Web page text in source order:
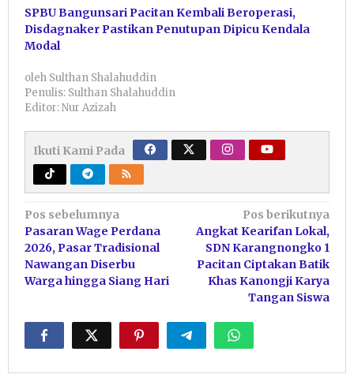
SPBU Bangunsari Pacitan Kembali Beroperasi,
Disdagnaker Pastikan Penutupan Dipicu Kendala
Modal
oleh Sulthan Shalahuddin
Penulis: Sulthan Shalahuddin
Editor: Nur Azizah
Ikuti Kami Pada
Navigasi
pos
Pos sebelumnya
Pasaran Wage Perdana
2026, Pasar Tradisional
Nawangan Diserbu
Warga hingga Siang Hari
Pos berikutnya
Angkat Kearifan Lokal,
SDN Karangnongko 1
Pacitan Ciptakan Batik
Khas Kanongji Karya
Tangan Siswa